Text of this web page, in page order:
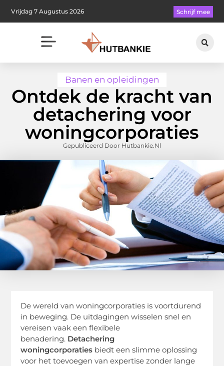
Vrijdag 7 Augustus 2026 Schrijf mee
Banen en opleidingen
Ontdek de kracht van
detachering voor
woningcorporaties
Gepubliceerd Door Hutbankie.nl
De wereld van woningcorporaties is voortdurend
in beweging. De uitdagingen wisselen snel en
vereisen vaak een flexibele
benadering. Detachering
woningcorporaties biedt een slimme oplossing
voor het toevoegen van expertise zonder lange